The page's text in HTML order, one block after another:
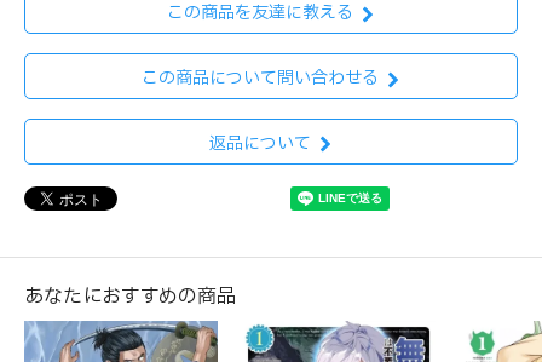
この商品を友達に教える
この商品について問い合わせる
返品について
あなたにおすすめの商品